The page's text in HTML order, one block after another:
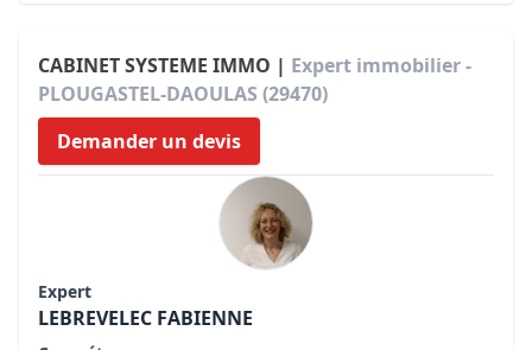
CABINET SYSTEME IMMO | Expert immobilier -
PLOUGASTEL-DAOULAS (29470)
Demander un devis
Expert
LEBREVELEC FABIENNE